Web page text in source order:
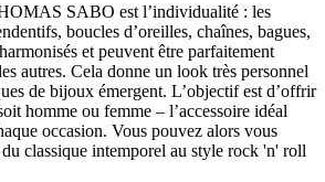
SABO est l’individualité : les
boucles d’oreilles, chaînes, bagues,
et peuvent être parfaitement
autres. Cela donne un look très personnel
de bijoux émergent. L’objectif est d’offrir
homme ou femme – l’accessoire idéal
occasion. Vous pouvez alors vous
classique intemporel au style rock 'n' roll